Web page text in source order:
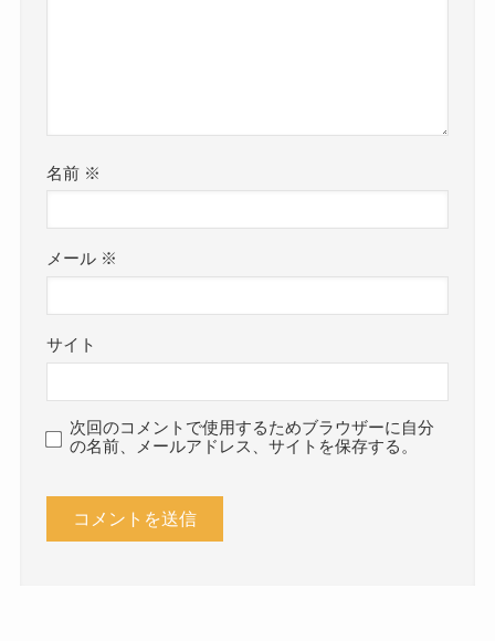
名前 ※
メール ※
サイト
次回のコメントで使用するためブラウザーに自分
の名前、メールアドレス、サイトを保存する。